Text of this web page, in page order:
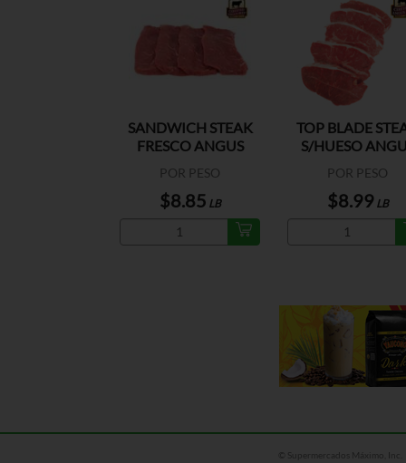
SANDWICH STEAK
FRESCO ANGUS
POR PESO
$8.85 LB
TOP BLADE
S/HUESO
POR PESO
$8.99LB
© Supermercados Máximo, Inc.